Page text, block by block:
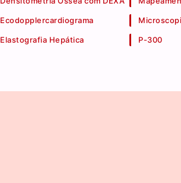
Ecodopplercardiograma
Elastografia Hepática P-300